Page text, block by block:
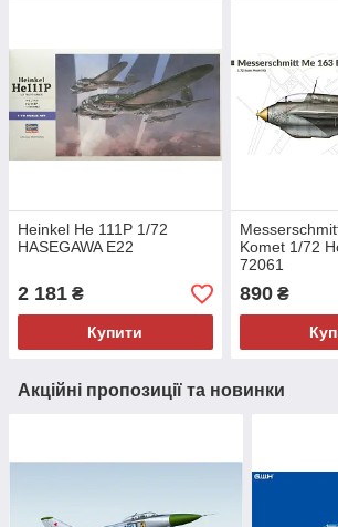
Heinkel He 111P 1/72
HASEGAWA E22
2 181 ₴
Купити
Komet 1/72
72061
890₴
Акційні пропозиції та новинки